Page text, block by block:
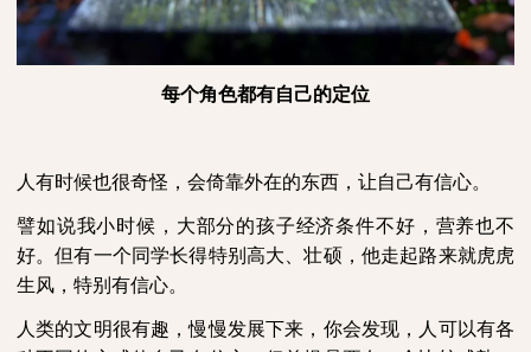
每个角色都有自己的定位
人有时候也很奇怪，会倚靠外在的东西，让自己有信心。
譬如说我小时候，大部分的孩子经济条件不好，营养也不
好。但有一个同学长得特别高大、壮硕，他走起路来就虎虎
生风，特别有信心。
人类的文明很有趣，慢慢发展下来，你会发现，人可以有各